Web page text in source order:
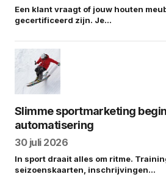
Een klant vraagt of jouw houten
gecertificeerd zijn. Je…
Slimme sportmarketing
automatisering
30 juli 2026
In sport draait alles om ritme.
seizoenskaarten, inschrijvingen…